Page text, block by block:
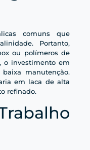
comuns que
Portanto,
ou polímeros de
o investimento em
manutenção.
em laca de alta
refinado.